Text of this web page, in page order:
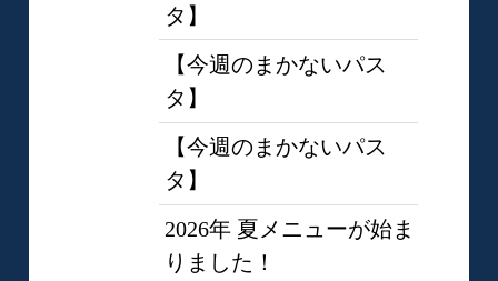
タ】
【今週のまかないパス
タ】
【今週のまかないパス
タ】
2026年 夏メニューが始ま
りました！